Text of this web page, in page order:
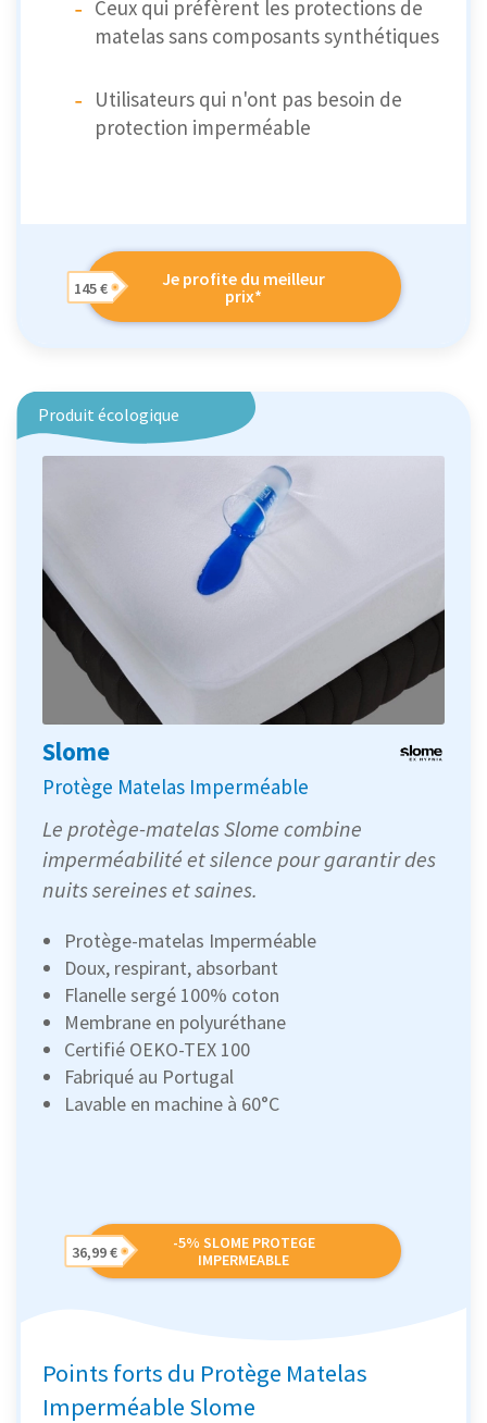
Ceux qui préfèrent les protections de
matelas sans composants synthétiques
Utilisateurs qui n'ont pas besoin de
protection imperméable
Je profite du meilleur
prix*
145 €
Produit écologique
Slome
Protège Matelas Imperméable
Le protège-matelas Slome combine
imperméabilité et silence pour garantir des
nuits sereines et saines.
Protège-matelas Imperméable
Doux, respirant, absorbant
Flanelle sergé 100% coton
Membrane en polyuréthane
Certifié OEKO-TEX 100
Fabriqué au Portugal
Lavable en machine à 60°C
-5% SLOME PROTEGE
IMPERMEABLE
36,99 €
Points forts du Protège Matelas
Imperméable Slome